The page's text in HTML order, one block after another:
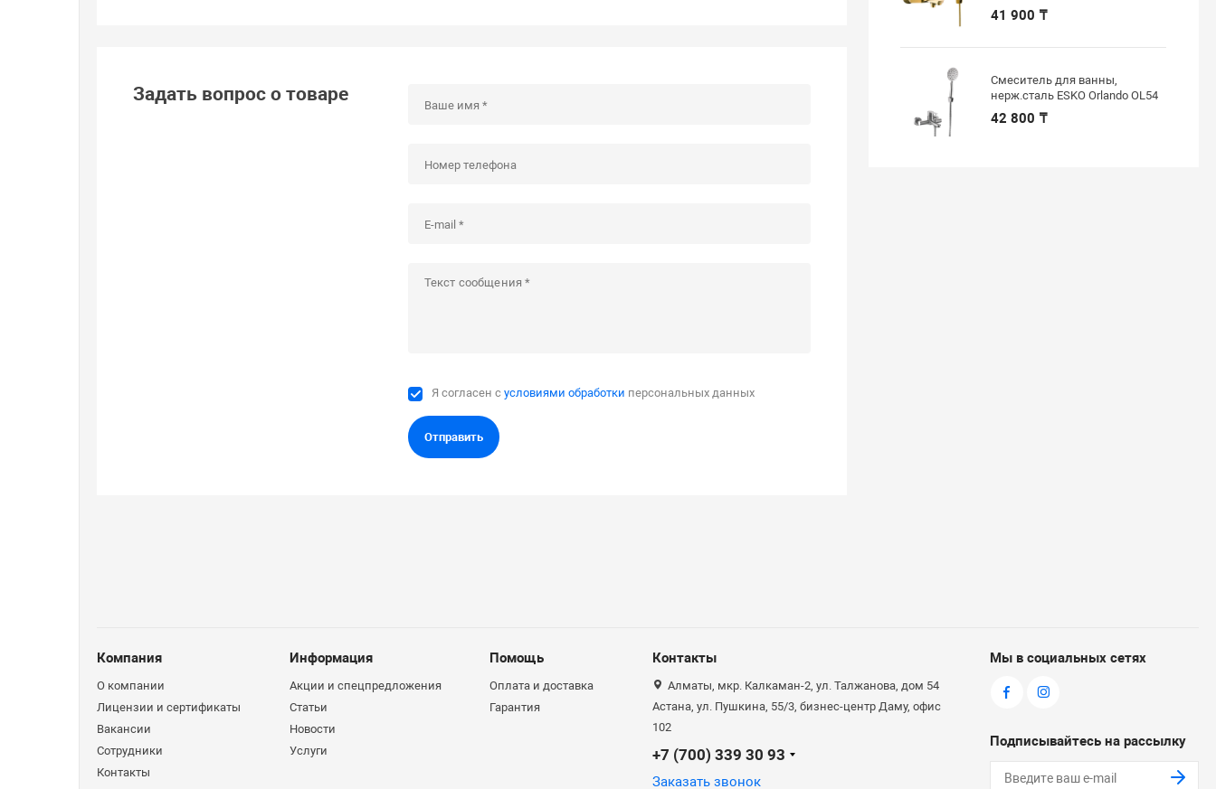
Задать вопрос о товаре
Я согласен с условиями обработки персональных данных
Отправить
41 900 ₸
Смеситель для ванны,
нерж.сталь ESKO Orlando OL54
42 800 ₸
Компания
О компании
Лицензии и сертификаты
Вакансии
Сотрудники
Контакты
Информация
Акции и спецпредложения
Статьи
Новости
Услуги
Помощь
Оплата и доставка
Гарантия
Контакты
Алматы, мкр. Калкаман-2, ул. Талжанова, дом 54
Астана, ул. Пушкина, 55/3, бизнес-центр Даму, офис
102
+7 (700) 339 30 93
Заказать звонок
Мы в социальных сетях
Подписывайтесь на рассылку